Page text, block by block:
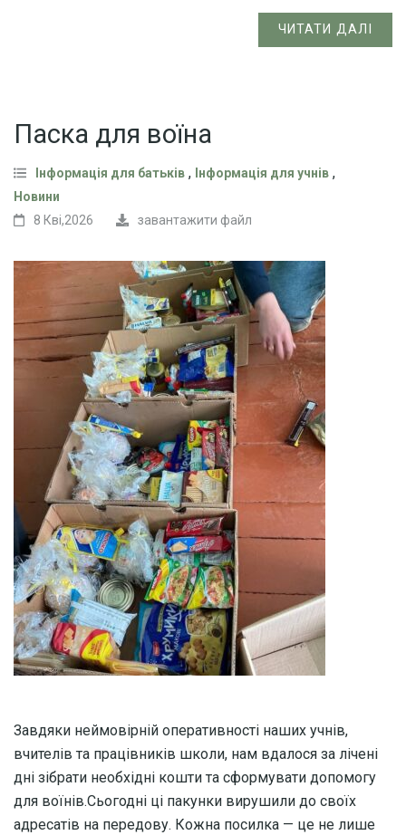
ЧИТАТИ ДАЛІ
Паска для воїна
Інформація для батьків , Інформація для учнів ,
Новини
8 Кві,2026
завантажити файл
Завдяки неймовірній оперативності наших учнів,
вчителів та працівників школи, нам вдалося за лічені
дні зібрати необхідні кошти та сформувати допомогу
для воїнів.Сьогодні ці пакунки вирушили до своїх
адресатів на передову. Кожна посилка — це не лише